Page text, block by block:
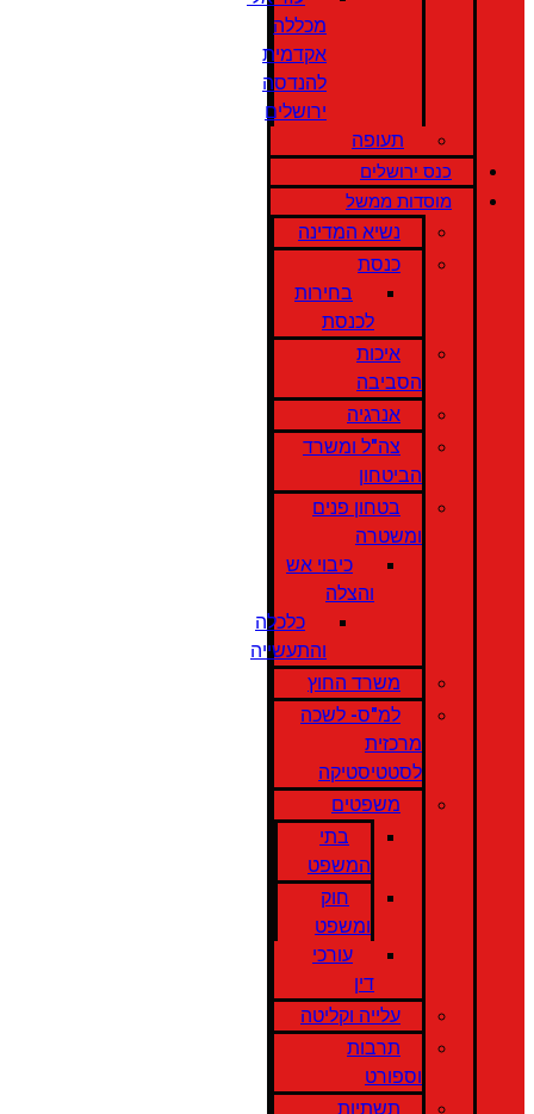
מכללה
אקדמית
להנדסה
ירושלים
תעופה
כנס ירושלים
מוסדות ממשל
נשיא המדינה
כנסת
בחירות
לכנסת
איכות
הסביבה
אנרגיה
צה"ל ומשרד
הביטחון
בטחון פנים
ומשטרה
כיבוי אש
והצלה
כלכלה
והתעשייה
משרד החוץ
למ"ס- לשכה
מרכזית
לסטטיסטיקה
משפטים
בתי
המשפט
חוק
ומשפט
עורכי
דין
עלייה וקליטה
תרבות
וספורט
תשתיות